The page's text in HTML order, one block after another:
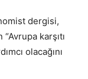
dergisi,
karşıtı
olacağını